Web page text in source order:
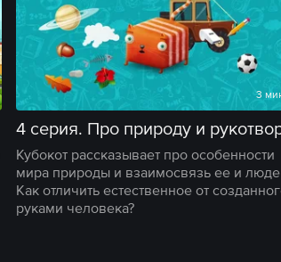
3
Кубокот рассказывает про особенности
мира природы и взаимосвязь ее и
Как отличить естественное от
руками человека?